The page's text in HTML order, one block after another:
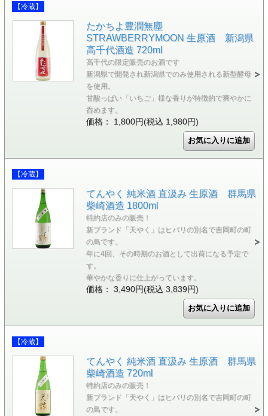
【冷蔵】
たかちよ豊潤無塵
STRAWBERRYMOON 生原酒 新潟県
高千代酒造 720ml
高千代の限定販売のお酒です
新潟県で開発され新潟県でのみ使用される新型酵母
を使用。
甘酸っぱい「いちご」様な香りが特徴的で爽やかに
呑めます。
価格： 1,800円(税込 1,980円)
【冷蔵】
てんやく 純米酒 直汲み 生原酒 群馬県
柴崎酒造 1800ml
特約店のみの販売！
新ブランド「天やく」はヒバリの別名で吉岡町の町
の鳥です。
年に4回、その時期のお酒として出荷になる予定で
す。
華やかな香りに仕上がっています。
価格： 3,490円(税込 3,839円)
【冷蔵】
てんやく 純米酒 直汲み 生原酒 群馬県
柴崎酒造 720ml
特約店のみの販売！
新ブランド「天やく」はヒバリの別名で吉岡町の町
の鳥です。